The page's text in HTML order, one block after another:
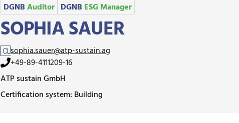
SOPHIA SAUER
DGNBAuditor DGNB ESG Manager
sophia.sauer@atp-sustain.ag
+49-89-4111209-16
ATP sustain GmbH
Certification system: Building